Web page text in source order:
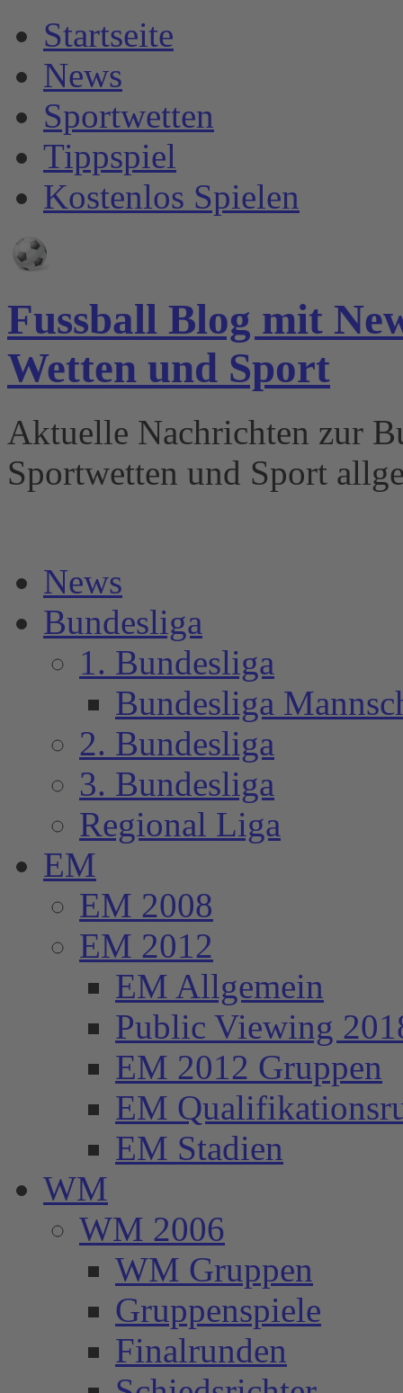
Startseite
News
Sportwetten
Tippspiel
Kostenlos Spielen
Fussball Blog mit
Wetten und Sport
Aktuelle Nachrichten zur
Sportwetten und Sport
News
Bundesliga
1. Bundesliga
Bundesliga
2. Bundesliga
3. Bundesliga
Regional Liga
EM
EM 2008
EM 2012
EM Allgemein
Public Viewing
EM 2012 Gruppen
EM
EM Stadien
WM
WM 2006
WM Gruppen
Gruppenspiele
Finalrunden